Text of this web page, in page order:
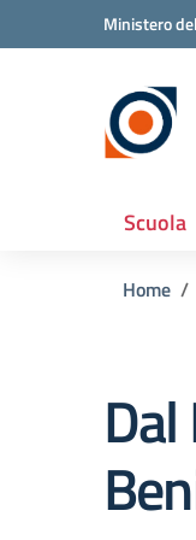
Vai ai contenuti
Vai al menu diMinistero
Scuola
Home